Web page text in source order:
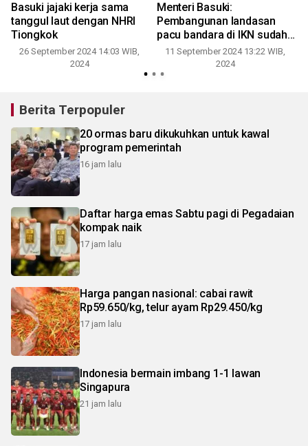
Basuki jajaki kerja sama
tanggul laut dengan NHRI
Tiongkok
26 September 2024 14:03 WIB,
2024
Menteri Basuki:
Pembangunan landasan
pacu bandara di IKN sudah
selesai
11 September 2024 13:22 WIB,
2024
Berita Terpopuler
20 ormas baru dikukuhkan untuk kawal
program pemerintah
16 jam lalu
Daftar harga emas Sabtu pagi di Pegadaian
kompak naik
17 jam lalu
Harga pangan nasional: cabai rawit
Rp59.650/kg, telur ayam Rp29.450/kg
17 jam lalu
Indonesia bermain imbang 1-1 lawan
Singapura
21 jam lalu